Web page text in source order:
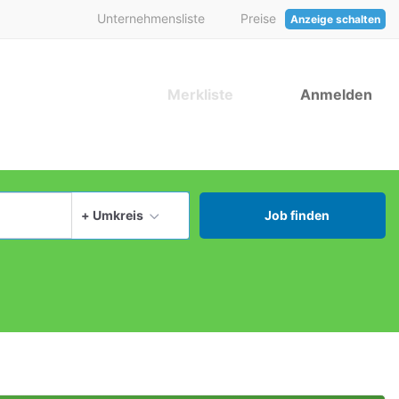
Anzeige schalten
Unternehmensliste Preise
Anmelden
Merkliste
+ Umkreis
aktuellen Ort verwenden
Job finden